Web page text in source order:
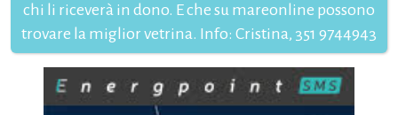
chi li riceverà in dono. E che su mareonline possono
trovare la miglior vetrina. Info: Cristina, 351 9744943